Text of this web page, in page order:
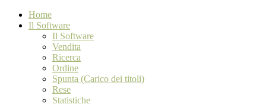
Home
Il Software
Il Software
Vendita
Ricerca
Ordine
Spunta (Carico dei titoli)
Rese
Statistiche